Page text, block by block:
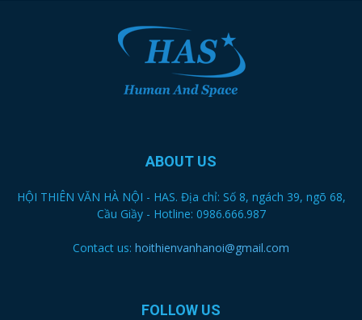
ABOUT US
HỘI THIÊN VĂN HÀ NỘI - HAS. Địa chỉ: Số 8, ngách 39, ngõ 68,
Cầu Giầy - Hotline: 0986.666.987
Contact us: hoithienvanhanoi@gmail.com
FOLLOW US